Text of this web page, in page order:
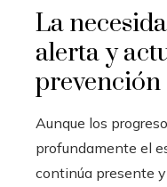
La
alerta y
prevención
Aunque los
profundamente el
continúa presente